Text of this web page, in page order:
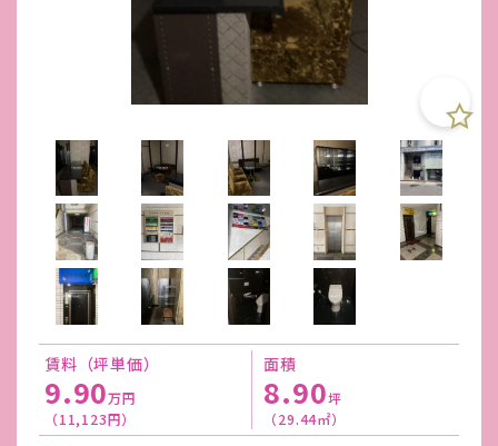
賃料（坪単価）
9.90万円
（11,123円）
面積
8.90坪
（29.44㎡）